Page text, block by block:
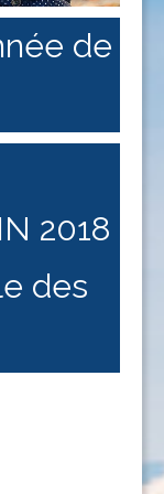
de
2018
des